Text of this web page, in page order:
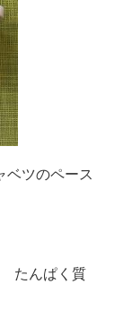
ツのペース
たんぱく質